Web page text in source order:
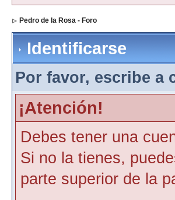
Pedro de la Rosa - Foro
Identificarse
Por favor, escribe a
¡Atención!
Debes tener una
Si no la tienes,
parte superior de la